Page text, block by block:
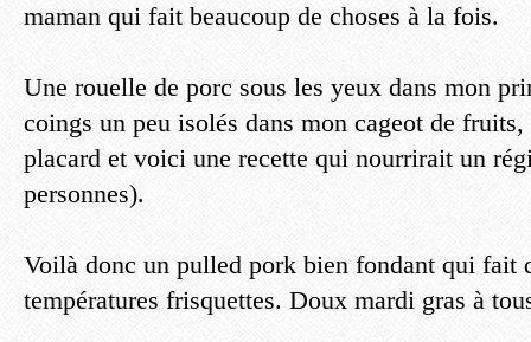
maman qui fait beaucoup de choses à la fois.
Une rouelle de porc sous les yeux dans mon
coings un peu isolés dans mon cageot de
placard et voici une recette qui nourrirait un
personnes).
Voilà donc un pulled pork bien fondant qui fait
températures frisquettes. Doux mardi gras à